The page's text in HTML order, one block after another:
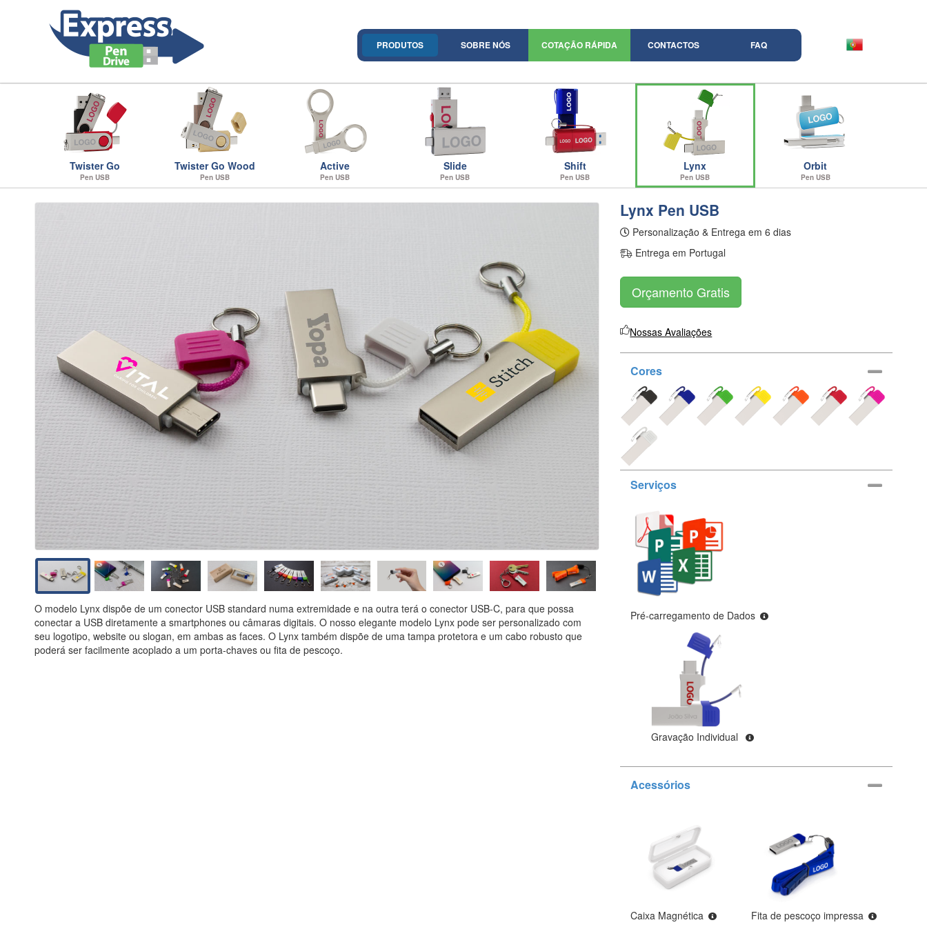
PRODUTOS SOBRE NÓS COTAÇÃO RÁPIDA CONTACTOS FAQ
Twister Go
Pen USB
Twister Go Wood
Pen USB
Active
Pen USB
Slide
Pen USB
Shift
Pen USB
Lynx
Pen USB
Orbit
Pen USB
O modelo Lynx dispõe de um conector USB standard numa extremidade e na outra terá o conector USB-C, para que possa
conectar a USB diretamente a smartphones ou câmaras digitais. O nosso elegante modelo Lynx pode ser personalizado com
seu logotipo, website ou slogan, em ambas as faces. O Lynx também dispõe de uma tampa protetora e um cabo robusto que
poderá ser facilmente acoplado a um porta-chaves ou fita de pescoço.
Lynx Pen USB
Personalização & Entrega em 6 dias
Entrega em Portugal
Orçamento Gratis
Nossas Avaliações
Cores
Serviços
Pré-carregamento de Dados
Gravação Individual
Acessórios
Caixa Magnética Fita de pescoço impressa